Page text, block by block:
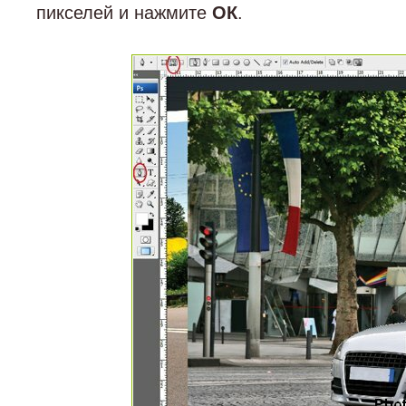
пикселей и нажмите ОК.